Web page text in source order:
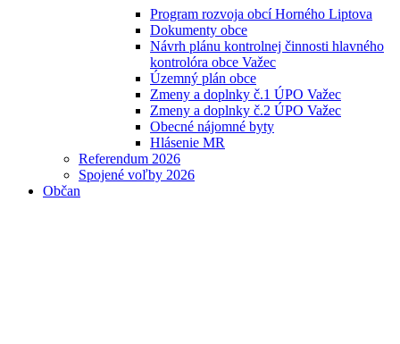
Program rozvoja obcí Horného Liptova
Dokumenty obce
Návrh plánu kontrolnej činnosti hlavného
kontrolóra obce Važec
Územný plán obce
Zmeny a doplnky č.1 ÚPO Važec
Zmeny a doplnky č.2 ÚPO Važec
Obecné nájomné byty
Hlásenie MR
Referendum 2026
Spojené voľby 2026
Občan